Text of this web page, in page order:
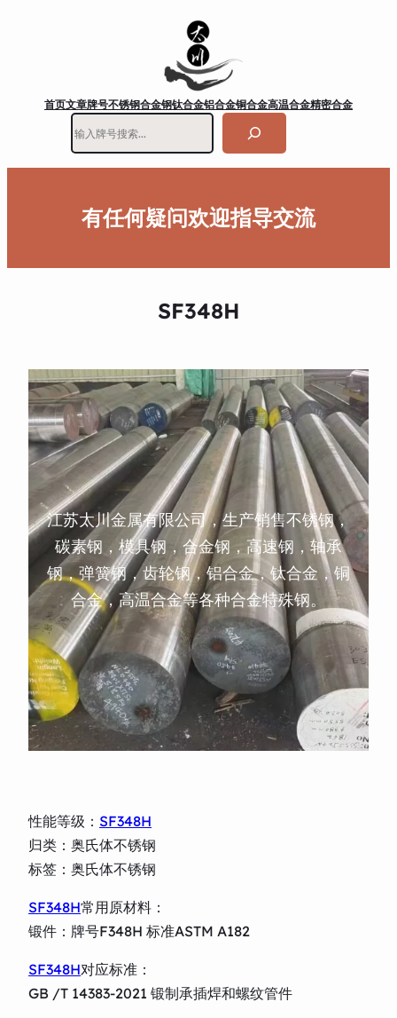
首页文章牌号不锈钢合金钢钛合金铝合金铜合金高温合金精密合金
有任何疑问欢迎指导交流
SF348H
江苏太川金属有限公司，生产销售不锈钢，
碳素钢，模具钢，合金钢，高速钢，轴承
钢，弹簧钢，齿轮钢，铝合金，钛合金，铜
合金，高温合金等各种合金特殊钢。
性能等级： SF348H
归类：奥氏体不锈钢
标签：奥氏体不锈钢
SF348H常用原材料：
锻件：牌号F348H 标准ASTM A182
SF348H对应标准：
GB /T 14383-2021 锻制承插焊和螺纹管件